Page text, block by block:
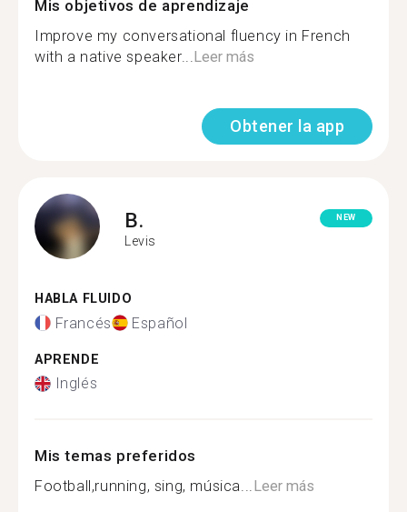
Mis objetivos de aprendizaje
Improve my conversational fluency in French
with a native speaker...Leer más
Obtener la app
B.
Levis
NEW
HABLA FLUIDO
Francés Español
APRENDE
Inglés
Mis temas preferidos
Football,running, sing, música...Leer más